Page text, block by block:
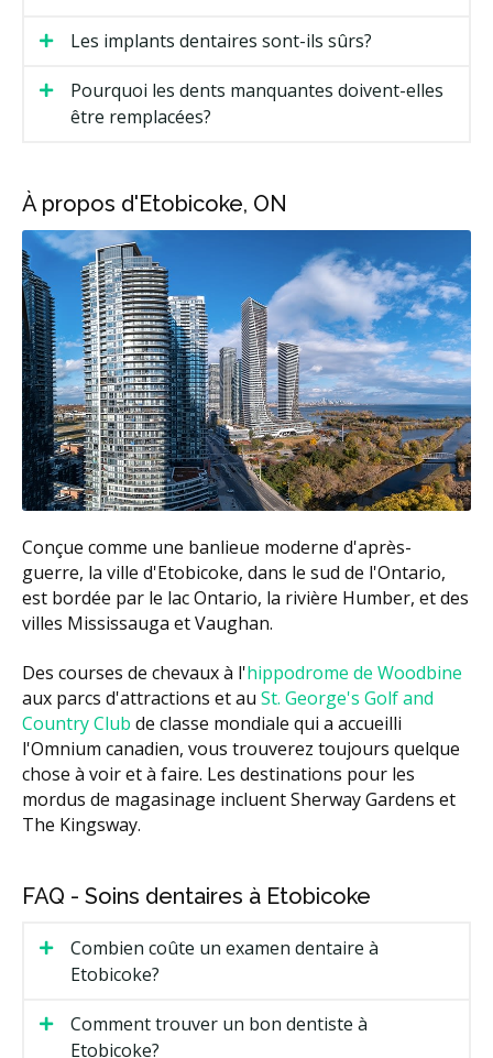
Les implants dentaires sont-ils sûrs?
Pourquoi les dents manquantes doivent-elles
être remplacées?
À propos d'Etobicoke, ON
Conçue comme une banlieue moderne d'après-
guerre, la ville d'Etobicoke, dans le sud de l'Ontario,
est bordée par le lac Ontario, la rivière Humber, et des
villes Mississauga et Vaughan.
Des courses de chevaux à l'hippodrome de Woodbine
aux parcs d'attractions et au St. George's Golf and
Country Club de classe mondiale qui a accueilli
l'Omnium canadien, vous trouverez toujours quelque
chose à voir et à faire. Les destinations pour les
mordus de magasinage incluent Sherway Gardens et
The Kingsway.
FAQ - Soins dentaires à Etobicoke
Combien coûte un examen dentaire à
Etobicoke?
Comment trouver un bon dentiste à
Etobicoke?